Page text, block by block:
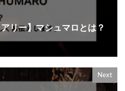
リー】マシュマロとは？
Next